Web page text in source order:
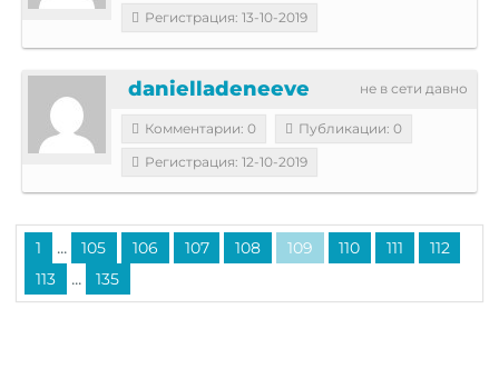
Регистрация: 13-10-2019
не в сети давно
danielladeneeve
Комментарии: 0
Публикации: 0
Регистрация: 12-10-2019
1 ... 105 106 107 108 109 110 111
112
113
... 135